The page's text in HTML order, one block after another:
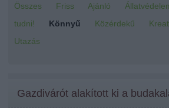
Összes Friss Ajánló
tudni!
Könnyű Közérdekű
Utazás
Gazdivárót alakított ki a